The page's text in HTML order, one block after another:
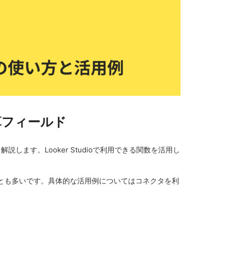
ィールド
説します。Looker Studioで利用できる関数を活用し
多いです。具体的な活用例についてはコネクタを利